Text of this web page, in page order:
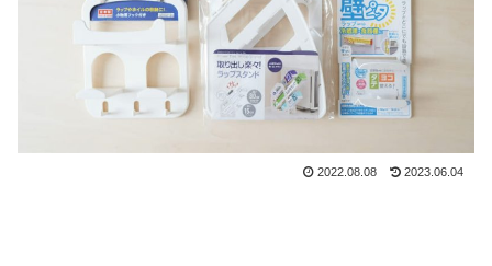
2022.08.08 2023.06.04